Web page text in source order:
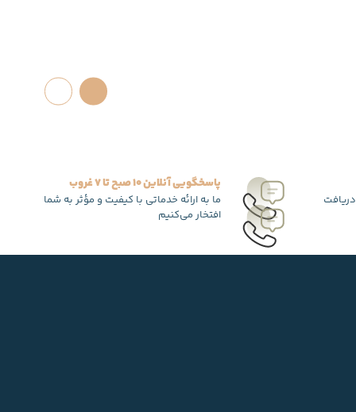
پاسخگویی آنلاین 10 صبح تا 7 غروب
ما به ارائه خدماتی با کیفیت و مؤثر به شما
افتخار می‌کنیم